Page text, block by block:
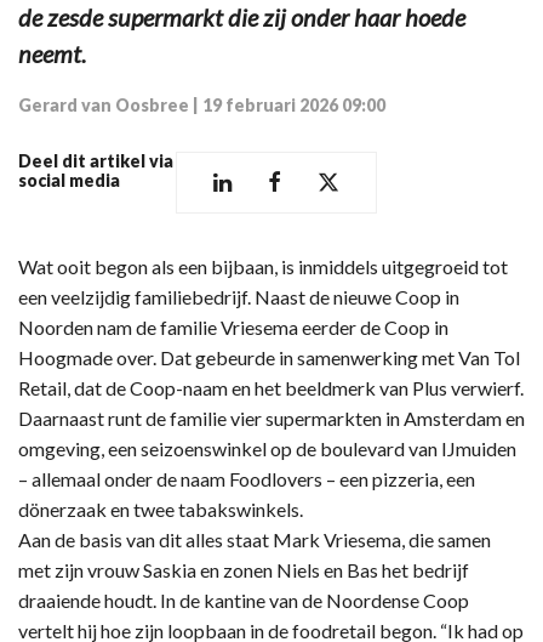
de zesde supermarkt die zij onder haar hoede
neemt.
Gerard van Oosbree 19 februari 2026 09:00
Deel dit artikel via
social media
Wat ooit begon als een bijbaan, is inmiddels uitgegroeid tot
een veelzijdig familiebedrijf. Naast de nieuwe Coop in
Noorden nam de familie Vriesema eerder de Coop in
Hoogmade over. Dat gebeurde in samenwerking met Van Tol
Retail, dat de Coop-naam en het beeldmerk van Plus verwierf.
Daarnaast runt de familie vier supermarkten in Amsterdam en
omgeving, een seizoenswinkel op de boulevard van IJmuiden
– allemaal onder de naam Foodlovers – een pizzeria, een
dönerzaak en twee tabakswinkels.
Aan de basis van dit alles staat Mark Vriesema, die samen
met zijn vrouw Saskia en zonen Niels en Bas het bedrijf
draaiende houdt. In de kantine van de Noordense Coop
vertelt hij hoe zijn loopbaan in de foodretail begon. “Ik had op